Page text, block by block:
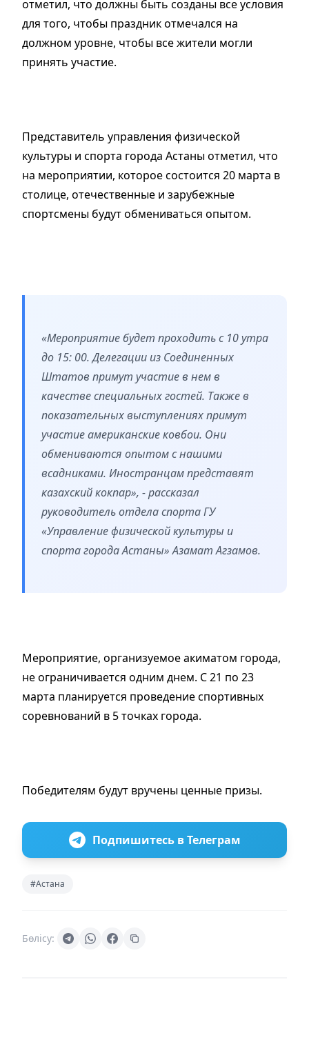
отметил, что должны быть созданы все условия
для того, чтобы праздник отмечался на
должном уровне, чтобы все жители могли
принять участие.
Представитель управления физической
культуры и спорта города Астаны отметил, что
на мероприятии, которое состоится 20 марта в
столице, отечественные и зарубежные
спортсмены будут обмениваться опытом.
«Мероприятие будет проходить с 10 утра
до 15: 00. Делегации из Соединенных
Штатов примут участие в нем в
качестве специальных гостей. Также в
показательных выступлениях примут
участие американские ковбои. Они
обмениваются опытом с нашими
всадниками. Иностранцам представят
казахский кокпар», - рассказал
руководитель отдела спорта ГУ
«Управление физической культуры и
спорта города Астаны» Азамат Агзамов.
Мероприятие, организуемое акиматом города,
не ограничивается одним днем. С 21 по 23
марта планируется проведение спортивных
соревнований в 5 точках города.
Победителям будут вручены ценные призы.
Подпишитесь в Телеграм
#Астана
Бөлісу: